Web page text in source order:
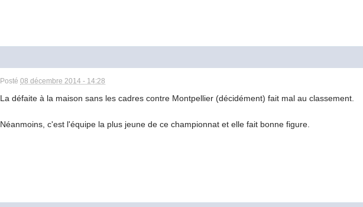
Posté08 décembre 2014 - 14:28
La défaite à la maison sans les cadres contre Montpellier (décidément) fait mal au classement.
Néanmoins, c'est l'équipe la plus jeune de ce championnat et elle fait bonne figure.